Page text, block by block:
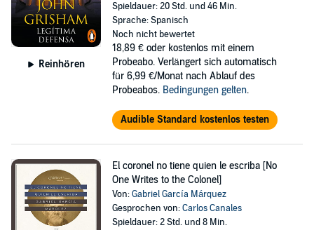
Reinhören
Spieldauer: 20 Std. und 46 Min.
Sprache: Spanisch
Noch nicht bewertet
18,89 € oder kostenlos mit einem
Probeabo. Verlängert sich automatisch
für 6,99 €/Monat nach Ablauf des
Probeabos. Bedingungen gelten.
Audible Standard kostenlos testen
El coronel no tiene quien le escriba [No
One Writes to the Colonel]
Von:Gabriel García Márquez
Gesprochen von:Carlos Canales
Spieldauer: 2 Std. und 8 Min.